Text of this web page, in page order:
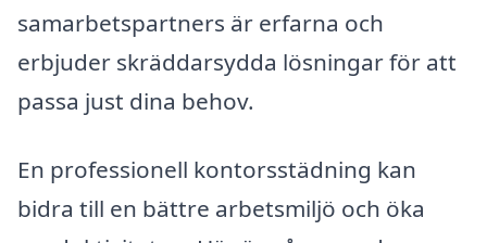
samarbetspartners är erfarna och
erbjuder skräddarsydda lösningar för att
passa just dina behov.
En professionell kontorsstädning kan
bidra till en bättre arbetsmiljö och öka